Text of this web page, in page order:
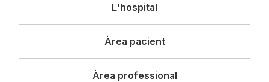
principal
L'hospital
Àrea pacient
Àrea professional